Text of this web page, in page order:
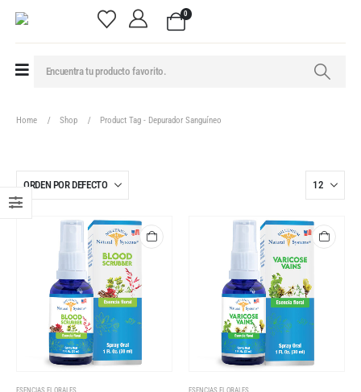
0
Home Shop Product Tag - Depurador Sanguíneo